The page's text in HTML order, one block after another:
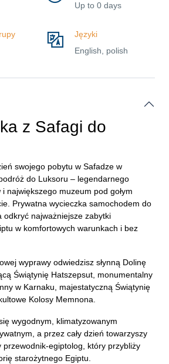
Up to 0 days
Języki
English, polish
z Safagi do
swojego pobytu w Safadze w
do Luksoru – legendarnego
największego muzeum pod gołym
Prywatna wycieczka samochodem do
odkryć najważniejsze zabytki
w komfortowych warunkach i bez
wyprawy odwiedzisz słynną Dolinę
Świątynię Hatszepsut, monumentalny
w Karnaku, majestatyczną Świątynię
Kolosy Memnona.
wygodnym, klimatyzowanym
a przez cały dzień towarzyszy
przewodnik-egiptolog, który przybliży
starożytnego Egiptu.